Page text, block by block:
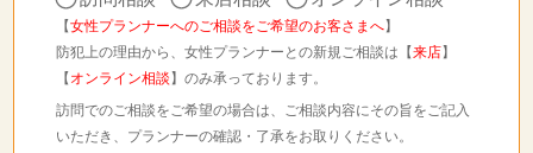
【女性プランナーへのご相談をご希望のお客さまへ】
防犯上の理由から、女性プランナーとの新規ご相談は【来店】
【 オンライン相談 】のみ承っております。
訪問でのご相談をご希望の場合は、ご相談内容にその旨をご記入
いただき、プランナーの確認・了承をお取りください。